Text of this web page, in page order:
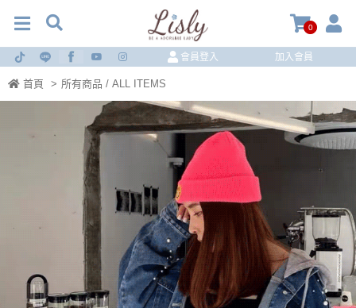
0
會員登入 加入會員
首頁 > 所有商品 / ALL ITEMS